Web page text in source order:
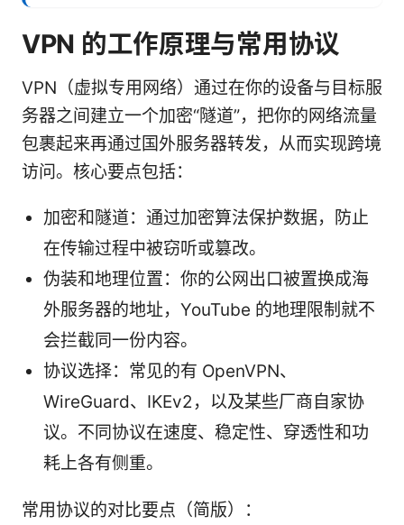
VPN 的工作原理与常用协议
VPN（虚拟专用网络）通过在你的设备与目标服
务器之间建立一个加密“隧道”，把你的网络流量
包裹起来再通过国外服务器转发，从而实现跨境
访问。核心要点包括：
加密和隧道：通过加密算法保护数据，防止
在传输过程中被窃听或篡改。
伪装和地理位置：你的公网出口被置换成海
外服务器的地址，YouTube 的地理限制就不
会拦截同一份内容。
协议选择：常见的有 OpenVPN、
WireGuard、IKEv2，以及某些厂商自家协
议。不同协议在速度、稳定性、穿透性和功
耗上各有侧重。
常用协议的对比要点（简版）：